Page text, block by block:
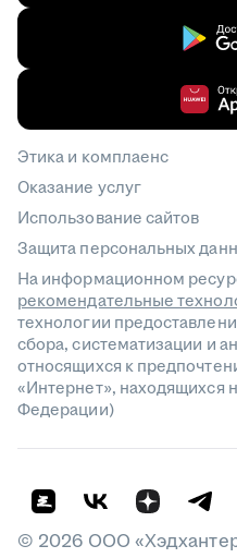
Этика и комплаенс
Оказание услуг
Использование сайтов
Защита персональных
На информационном
рекомендательные
технологии
сбора, систематизации и
относящихся к
«Интернет», находящихся
Федерации)
© 2026 ООО